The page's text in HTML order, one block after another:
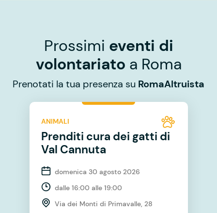
Prossimi eventi di
volontariato a Roma
Prenotati la tua presenza su RomaAltruista
ANIMALI
Prenditi cura dei gatti di
Val Cannuta
domenica 30 agosto 2026
dalle 16:00 alle 19:00
Via dei Monti di Primavalle, 28